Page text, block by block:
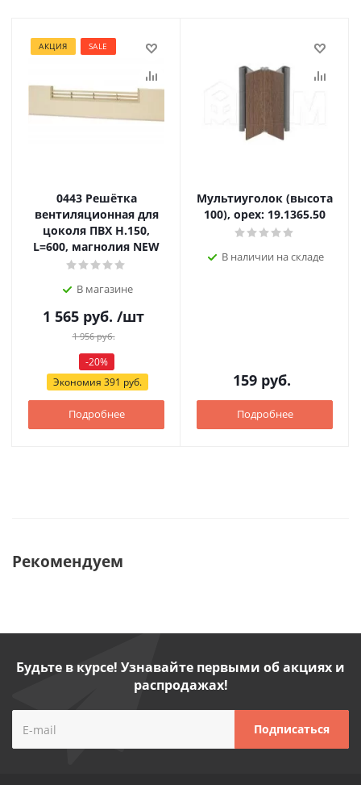
АКЦИЯ SALE
0443 Решётка
вентиляционная для
цоколя ПВХ H.150,
L=600, магнолия NEW
В магазине
1 565 руб. /шт
1 956руб.
-20%
Экономия 391 руб.
Подробнее
Мультиуголок (высота
100), орех: 19.1365.50
В наличии на складе
159 руб.
Подробнее
Рекомендуем
Будьте в курсе! Узнавайте первыми об акциях и
распродажах!